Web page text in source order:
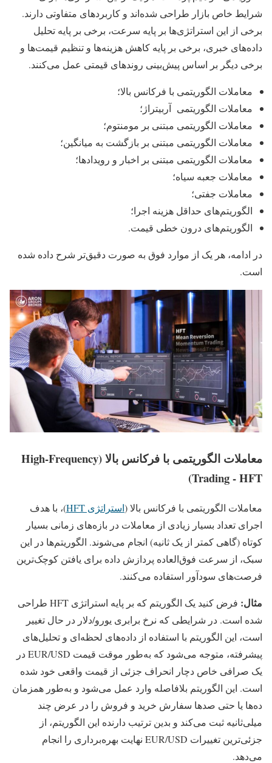
شرایط خاص بازار طراحی شده‌اند و کاربردهای متفاوتی دارند.
برخی از این استراتژی‌ها بر پایه سرعت، برخی بر پایه تحلیل
داده‌های خبری، برخی بر پایه کاهش هزینه‌ها و تنظیم قیمت‌ها و
برخی دیگر بر اساس پیش‌بینی روندهای قیمتی عمل می‌کنند.
معاملات الگوریتمی با فرکانس بالا؛
معاملات الگوریتمی آربیتراژ؛
معاملات الگوریتمی مبتنی بر مومنتوم؛
معاملات الگوریتمی مبتنی بر بازگشت به میانگین؛
معاملات الگوریتمی مبتنی بر اخبار و رویدادها؛
معاملات جعبه سیاه؛
معاملات جفتی؛
الگوریتم‌های حداقل هزینه اجرا؛
الگوریتم‌های درون خطی قیمت.
در ادامه، هر یک از موارد فوق به صورت دقیق‌تر شرح داده شده
است.
معاملات الگوریتمی با فرکانس بالا (High-Frequency
Trading - HFT)
معاملات الگوریتمی با فرکانس بالا (استراتژی HFT
)، با هدف
اجرای تعداد بسیار زیادی از معاملات در بازه‌های زمانی بسیار
کوتاه (گاهی کمتر از یک ثانیه) انجام می‌شوند. الگوریتم‌ها در این
سبک، از سرعت فوق‌العاده پردازش داده برای یافتن کوچک‌ترین
فرصت‌های سودآور استفاده می‌کنند.
مثال:
فرض کنید یک الگوریتم که بر پایه استراتژی HFT طراحی
شده است. در شرایطی که نرخ برابری یورو/دلار در حال تغییر
است، این الگوریتم با استفاده از داده‌های لحظه‌ای و تحلیل‌های
پیشرفته، متوجه می‌شود که به‌طور موقت قیمت EUR/USD در
یک صرافی خاص دچار انحراف جزئی از قیمت واقعی خود شده
است. این الگوریتم بلافاصله وارد عمل می‌شود و به‌طور همزمان
ده‌ها یا حتی صدها سفارش خرید و فروش را در عرض چند
میلی‌ثانیه ثبت می‌کند و بدین ترتیب دارنده این الگوریتم، از
جزئی‌ترین تغییرات EUR/USD نهایت بهره‌برداری را انجام
می‌دهد.